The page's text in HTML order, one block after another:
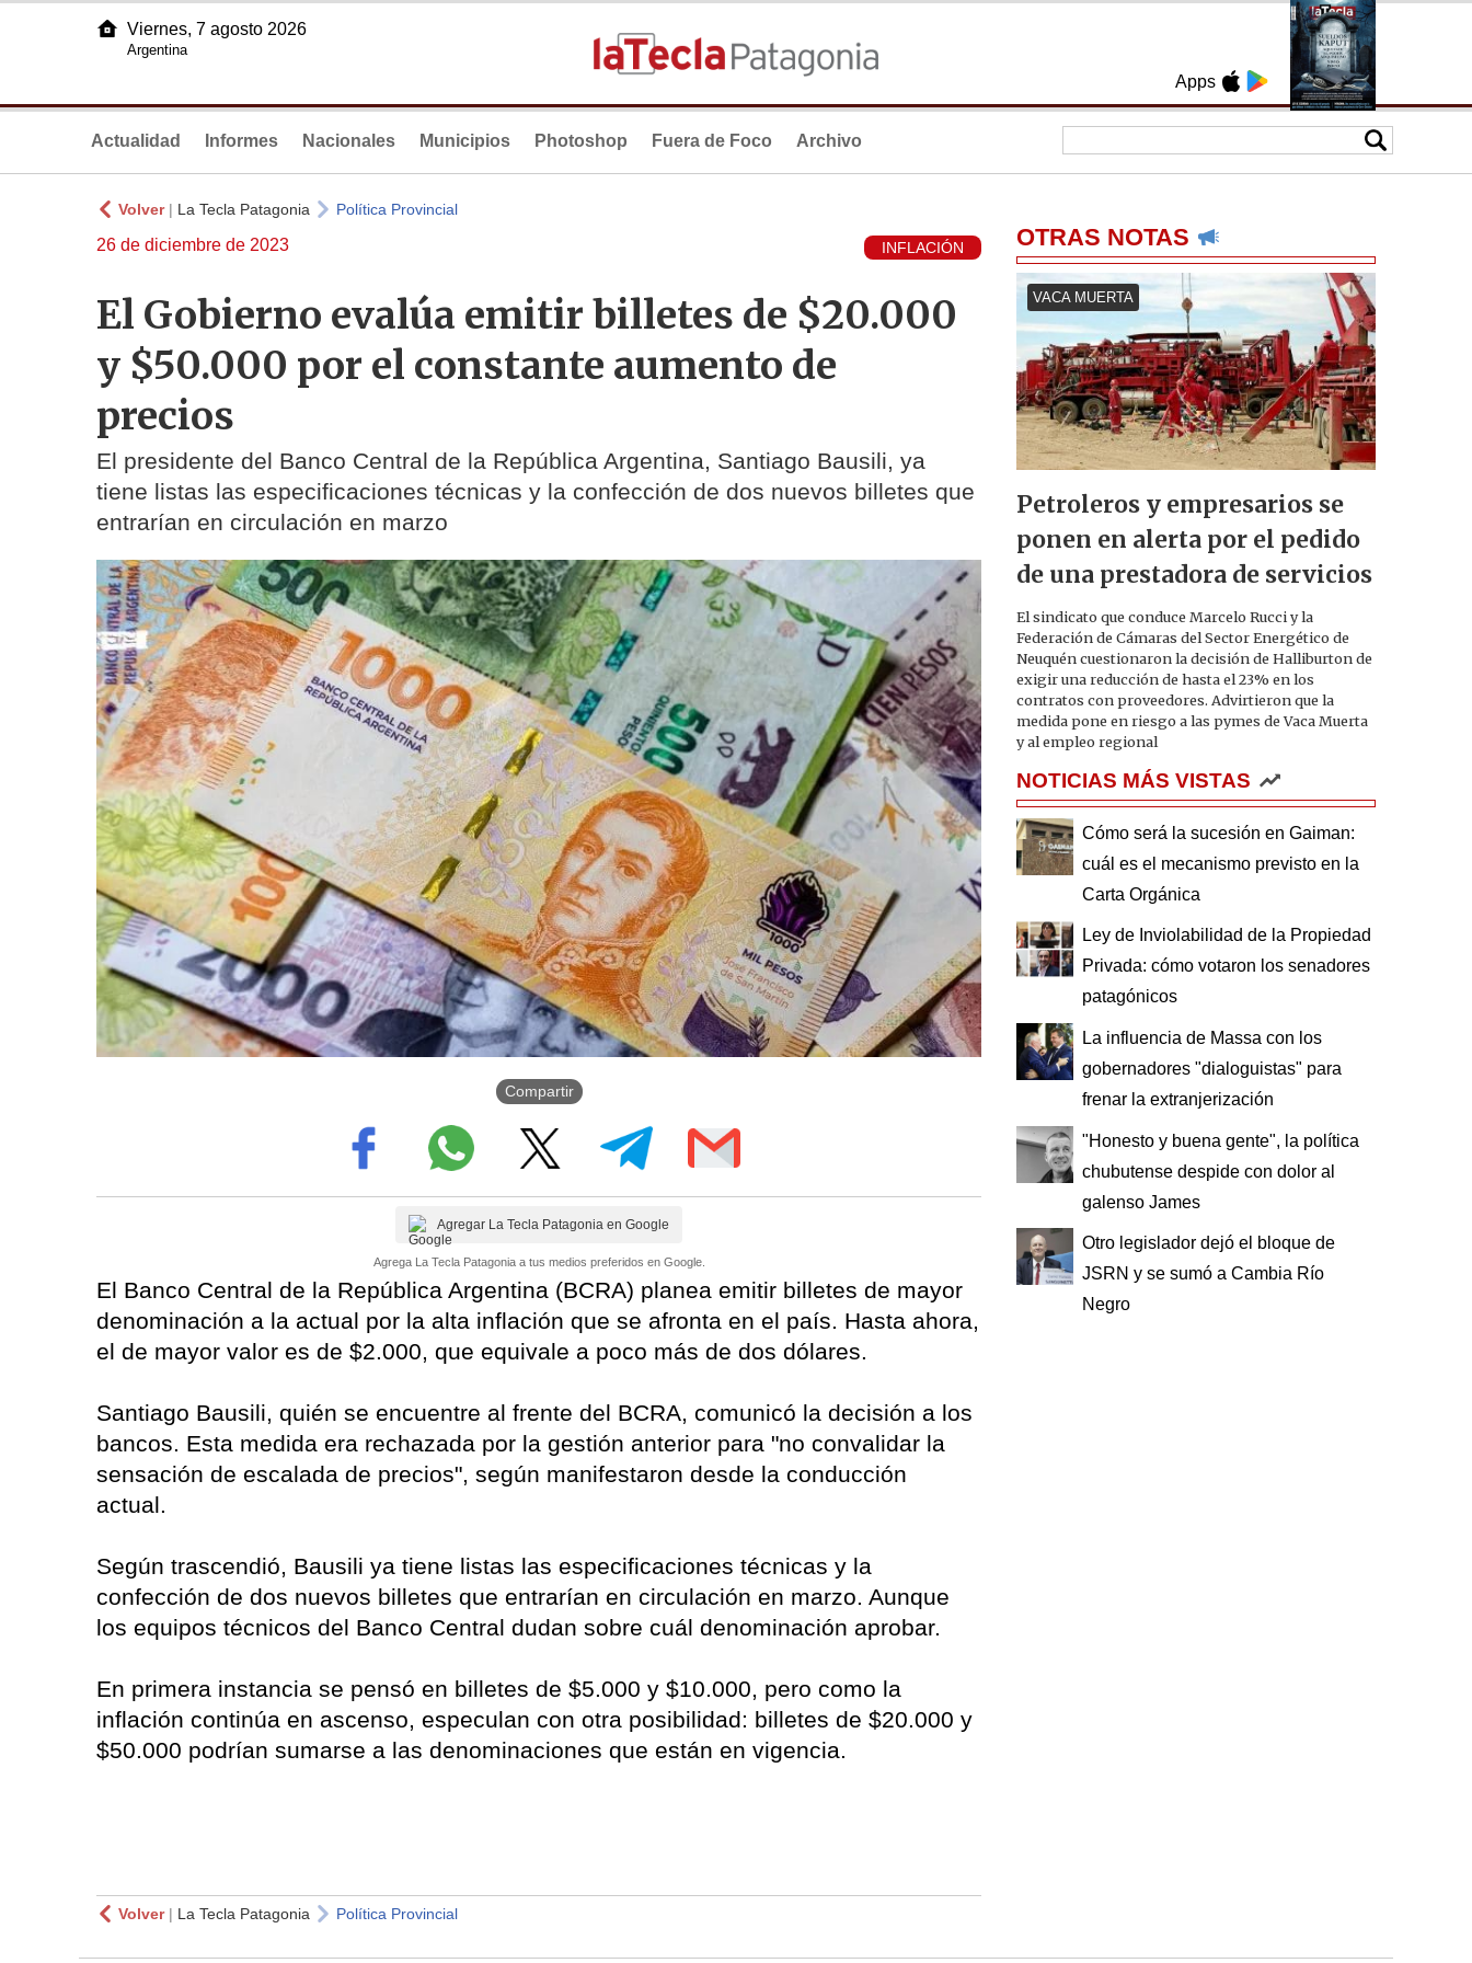
Apps
Viernes, 7 agosto 2026
Argentina
Actualidad Informes Nacionales Municipios Photoshop Fuera de Foco Archivo
Volver| La Tecla Patagonia Política Provincial
26 de diciembre de 2023 INFLACIÓN
El Gobierno evalúa emitir billetes de $20.000
y $50.000 por el constante aumento de
precios
El presidente del Banco Central de la República Argentina, Santiago Bausili, ya
tiene listas las especificaciones técnicas y la confección de dos nuevos billetes que
entrarían en circulación en marzo
Compartir
Agregar La Tecla Patagonia en Google
Agrega La Tecla Patagonia a tus medios preferidos en Google.
El Banco Central de la República Argentina (BCRA) planea emitir billetes de mayor
denominación a la actual por la alta inflación que se afronta en el país. Hasta ahora,
el de mayor valor es de $2.000, que equivale a poco más de dos dólares.
Santiago Bausili, quién se encuentre al frente del BCRA, comunicó la decisión a los
bancos. Esta medida era rechazada por la gestión anterior para "no convalidar la
sensación de escalada de precios", según manifestaron desde la conducción
actual.
Según trascendió, Bausili ya tiene listas las especificaciones técnicas y la
confección de dos nuevos billetes que entrarían en circulación en marzo. Aunque
los equipos técnicos del Banco Central dudan sobre cuál denominación aprobar.
En primera instancia se pensó en billetes de $5.000 y $10.000, pero como la
inflación continúa en ascenso, especulan con otra posibilidad: billetes de $20.000 y
$50.000 podrían sumarse a las denominaciones que están en vigencia.
Volver| La Tecla Patagonia Política Provincial
OTRAS NOTAS
VACA MUERTA
Petroleros y empresarios se
ponen en alerta por el pedido
de una prestadora de servicios
El sindicato que conduce Marcelo Rucci y la
Federación de Cámaras del Sector Energético de
Neuquén cuestionaron la decisión de Halliburton de
exigir una reducción de hasta el 23% en los
contratos con proveedores. Advirtieron que la
medida pone en riesgo a las pymes de Vaca Muerta
y al empleo regional
NOTICIAS MÁS VISTAS
Cómo será la sucesión en Gaiman:
cuál es el mecanismo previsto en la
Carta Orgánica
Ley de Inviolabilidad de la Propiedad
Privada: cómo votaron los senadores
patagónicos
La influencia de Massa con los
gobernadores "dialoguistas" para
frenar la extranjerización
"Honesto y buena gente", la política
chubutense despide con dolor al
galenso James
Otro legislador dejó el bloque de
JSRN y se sumó a Cambia Río
Negro